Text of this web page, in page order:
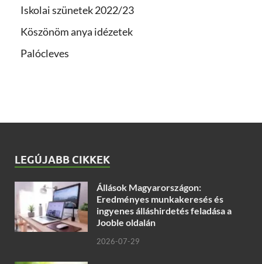
Iskolai szünetek 2022/23
Köszönöm anya idézetek
Palócleves
LEGÚJABB CIKKEK
Állások Magyarországon:
Eredményes munkakeresés és
ingyenes álláshirdetés feladása a
Jooble oldalán
2026-07-29